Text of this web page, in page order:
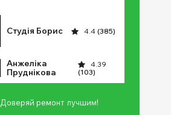
Студія Борис 4.4 (385)
Анжеліка
Пруднікова
4.39
(103)
Доверяй ремонт лучшим!